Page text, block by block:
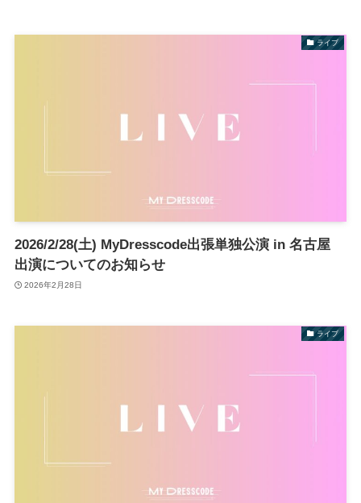
ライブ
2026/2/28(土) MyDresscode出張単独公演 in 名古屋
出演についてのお知らせ
2026年2月28日
ライブ